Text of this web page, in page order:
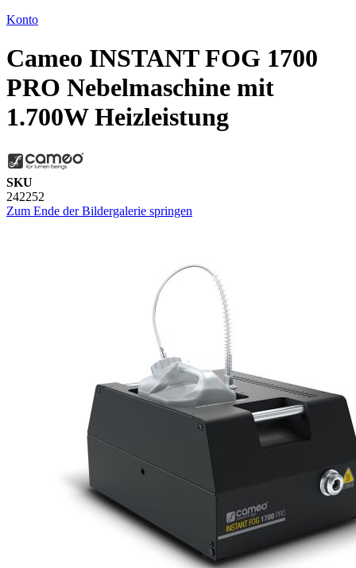
Konto
Cameo INSTANT FOG 1700
PRO Nebelmaschine mit
1.700W Heizleistung
SKU
242252
Zum Ende der Bildergalerie springen